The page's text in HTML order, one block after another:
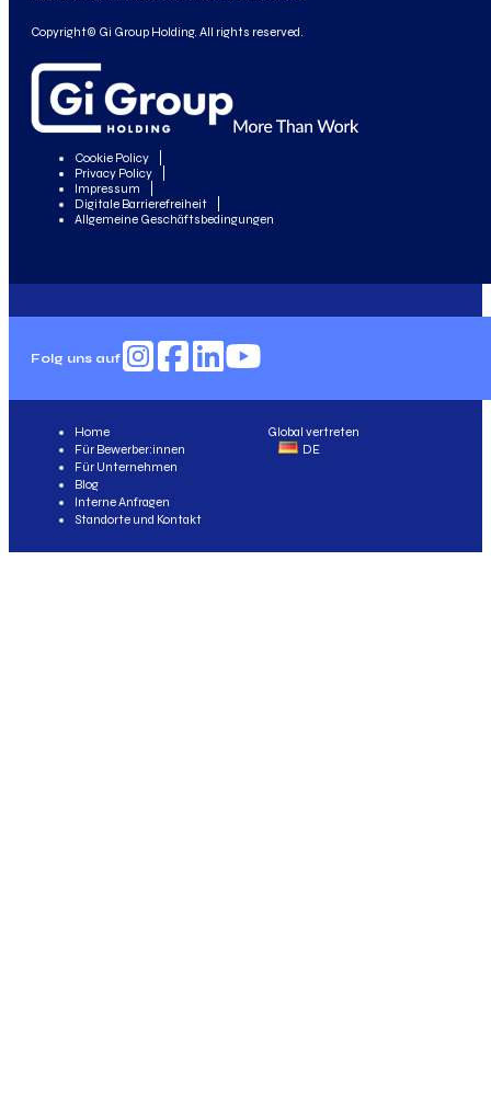
Copyright© Gi Group Holding. All rights reserved.
Cookie Policy
Privacy Policy
Impressum
Digitale Barrierefreiheit
Allgemeine Geschäftsbedingungen
Folg uns auf
Global vertreten
DE
Home
Für Bewerber:innen
Für Unternehmen
Blog
Interne Anfragen
Standorte und Kontakt